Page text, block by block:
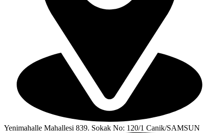
Yenimahalle Mahallesi 839. Sokak No: 120/1 Canik/SAMSUN